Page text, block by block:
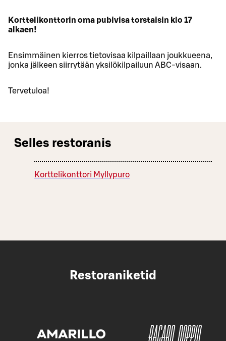
Korttelikonttorin oma pubivisa torstaisin klo 17
alkaen!
Ensimmäinen kierros tietovisaa kilpaillaan joukkueena,
jonka jälkeen siirrytään yksilökilpailuun ABC-visaan.
Tervetuloa!
Selles restoranis
Korttelikonttori Myllypuro
Restoraniketid